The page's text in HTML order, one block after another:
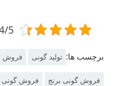
4.4/5 -
برچسب ها: تولید گونی فروش
فروش گونی برنج فروش گونی